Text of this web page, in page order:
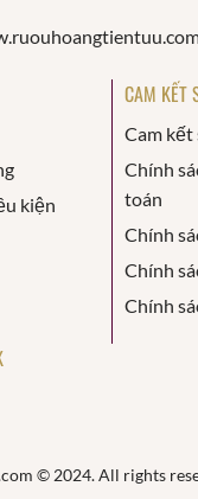
kiện
CAM KẾT
Cam kết
Chính
toán
Chính
Chính
Chính
© 2024. All rights